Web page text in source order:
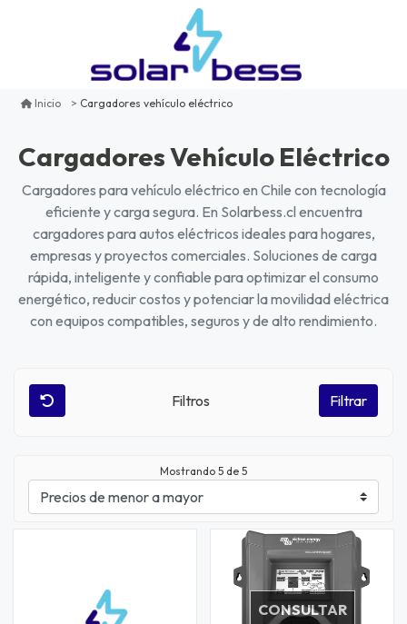
Inicio Cargadores vehículo eléctrico
Cargadores Vehículo Eléctrico
Cargadores para vehículo eléctrico en Chile con tecnología
eficiente y carga segura. En Solarbess.cl encuentra
cargadores para autos eléctricos ideales para hogares,
empresas y proyectos comerciales. Soluciones de carga
rápida, inteligente y confiable para optimizar el consumo
energético, reducir costos y potenciar la movilidad eléctrica
con equipos compatibles, seguros y de alto rendimiento.
Filtros Filtrar
Mostrando 5 de 5
CONSULTAR